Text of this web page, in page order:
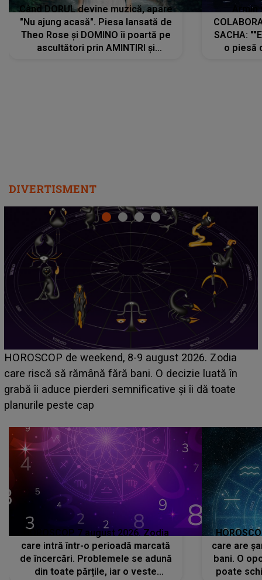
Când DORUL devine muzică, apare
"Nu ajung acasă". Piesa lansată de
Theo Rose și DOMINO îi poartă pe
ascultători prin AMINTIRI și
SACHA:
o piesă
DIVERTISMENT
în
Emanuel a ținut ACEST DETALIU ASCUNS
acum! În fața Alexandrei, concurentul din
face o MĂRTURISIRE NEAȘTEPTATĂ
sa: "I-am spus și ei în față, eu nu te iubesc
HOROSCOP 7 august 2026. Zodia
care intră într-o perioadă marcată
de încercări. Problemele se adună
din toate părțile, iar o veste
care are
bani. O
poate